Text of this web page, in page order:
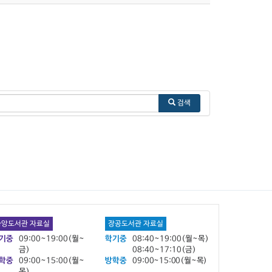
검색
앙도서관 자료실
중
09:00~19:00(월~
금)
중
09:00~15:00(월~
장공도서관 자료실
학기중
08:40~19:00(월~목)
08:40~17:10(금)
방학중
09:00~15:00(월~목)